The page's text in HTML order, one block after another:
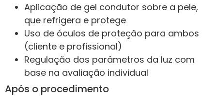
Aplicação de gel condutor sobre a pele,
que refrigera e protege
Uso de óculos de proteção para ambos
(cliente e profissional)
Regulação dos parâmetros da luz com
base na avaliação individual
Após o procedimento